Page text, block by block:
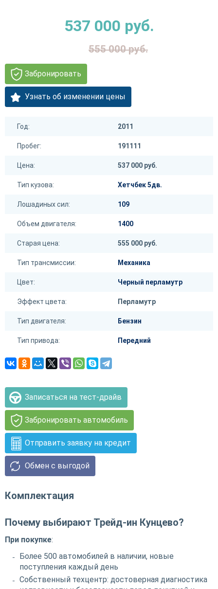
537 000 руб.
555 000руб.
Забронировать
Узнать об изменении цены
Год: 2011
Пробег: 191111
Цена: 537 000 руб.
Тип кузова: Хетчбек 5дв.
Лошадиных сил: 109
Объем двигателя: 1400
Старая цена: 555 000 руб.
Тип трансмиссии: Механика
Цвет: Черный перламутр
Эффект цвета: Перламутр
Тип двигателя: Бензин
Тип привода: Передний
Записаться на тест-драйв
Забронировать автомобиль
Отправить заявку на кредит
Обмен с выгодой
Комплектация
Почему выбирают Трейд-ин Кунцево?
При покупке:
Более 500 автомобилей в наличии, новые
поступления каждый день
Собственный техцентр: достоверная диагностика